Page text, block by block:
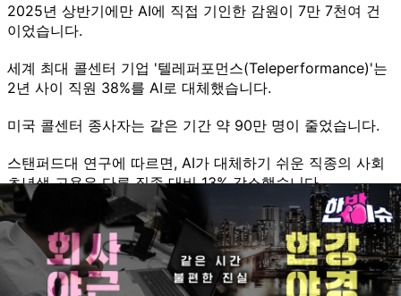
2025년 상반기에만 AI에 직접 기인한 감원이 7만 7천여 건
이었습니다.
세계 최대 콜센터 기업 '텔레퍼포먼스(Teleperformance)'는
2년 사이 직원 38%를 AI로 대체했습니다.
미국 콜센터 종사자는 같은 기간 약 90만 명이 줄었습니다.
스탠퍼드대 연구에 따르면, AI가 대체하기 쉬운 직종의 사회
초년생 고용은 다른 직종 대비 13% 감소했습니다.
일자리를 잃은 사람은 소비를 줄입니다.
소비가 줄면 경제가 천천히 성장합니다.